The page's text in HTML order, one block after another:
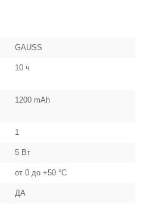
GAUSS
10 ч
1200 mAh
1
5 Вт
от 0 до +50 °С
ДА